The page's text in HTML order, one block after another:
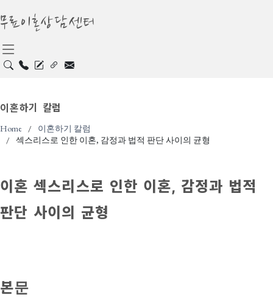
무료이혼상담센터
이혼하기 칼럼
Home
이혼하기 칼럼
섹스리스로 인한 이혼, 감정과 법적 판단 사이의 균형
이혼 섹스리스로 인한 이혼, 감정과 법적
판단 사이의 균형
본문